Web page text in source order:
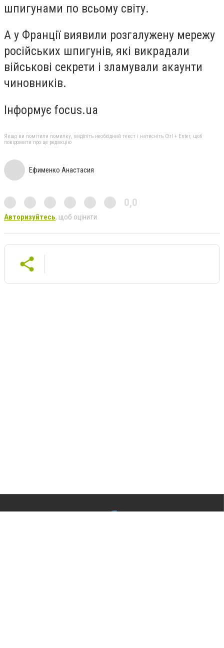
шпигунами по всьому світу.
А у Франції виявили розгалужену мережу
російських шпигунів, які викрадали
військові секрети і зламували акаунти
чиновників.
Інформує focus.ua
Якщо ви помітили помилку, виділіть необхідний текст і натисніть Ctrl + Enter, щоб
повідомити про це редакцію
Ефименко Анастасия
0,0
Авторизуйтесь, щоб оцінити